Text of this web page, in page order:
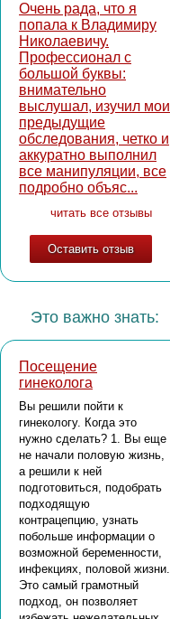
Очень рада, что я
попала к Владимиру
Николаевичу.
Профессионал с
большой буквы:
внимательно
выслушал, изучил мои
предыдущие
обследования, четко и
аккуратно выполнил
все манипуляции, все
подробно объяс...
читать все отзывы
Оставить отзыв
Это важно знать:
Посещение
гинеколога
Вы решили пойти к
гинекологу. Когда это
нужно сделать? 1. Вы еще
не начали половую жизнь,
а решили к ней
подготовиться, подобрать
подходящую
контрацепцию, узнать
побольше информации о
возможной беременности,
инфекциях, половой жизни.
Это самый грамотный
подход, он позволяет